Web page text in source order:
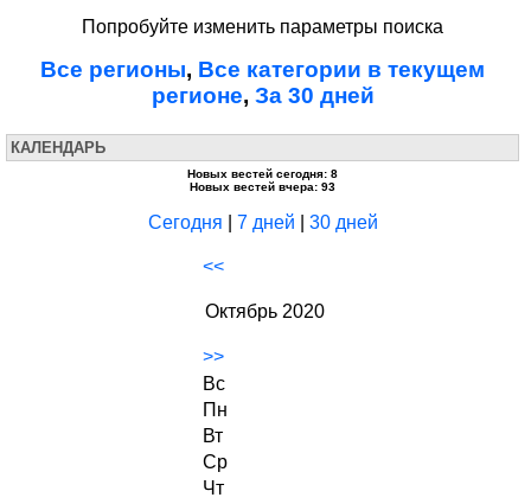
Попробуйте изменить параметры поиска
Все регионы, Все категории в текущем
регионе, За 30 дней
КАЛЕНДАРЬ
Новых вестей сегодня: 8
Новых вестей вчера: 93
Сегодня 7 дней 30 дней
<<
Октябрь 2020
>>
Вс
Пн
Вт
Ср
Чт